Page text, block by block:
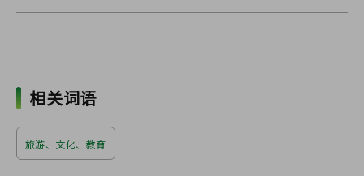
相关词语
旅游、文化、教育